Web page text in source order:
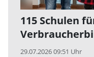
115 Schulen
29.07.2026 09:51 Uhr